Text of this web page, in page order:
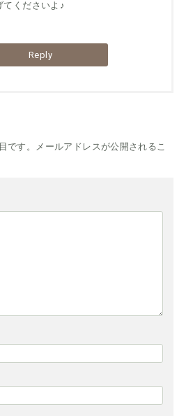
てくださいよ♪
Reply
です。メールアドレスが公開されるこ